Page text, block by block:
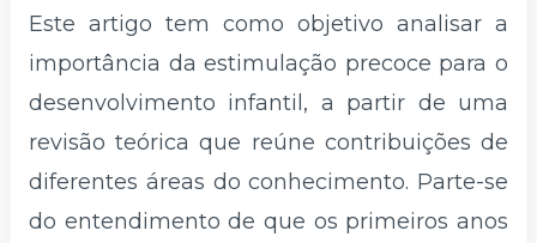
Este artigo tem como objetivo analisar a
importância da estimulação precoce para o
desenvolvimento infantil, a partir de uma
revisão teórica que reúne contribuições de
diferentes áreas do conhecimento. Parte-se
do entendimento de que os primeiros anos